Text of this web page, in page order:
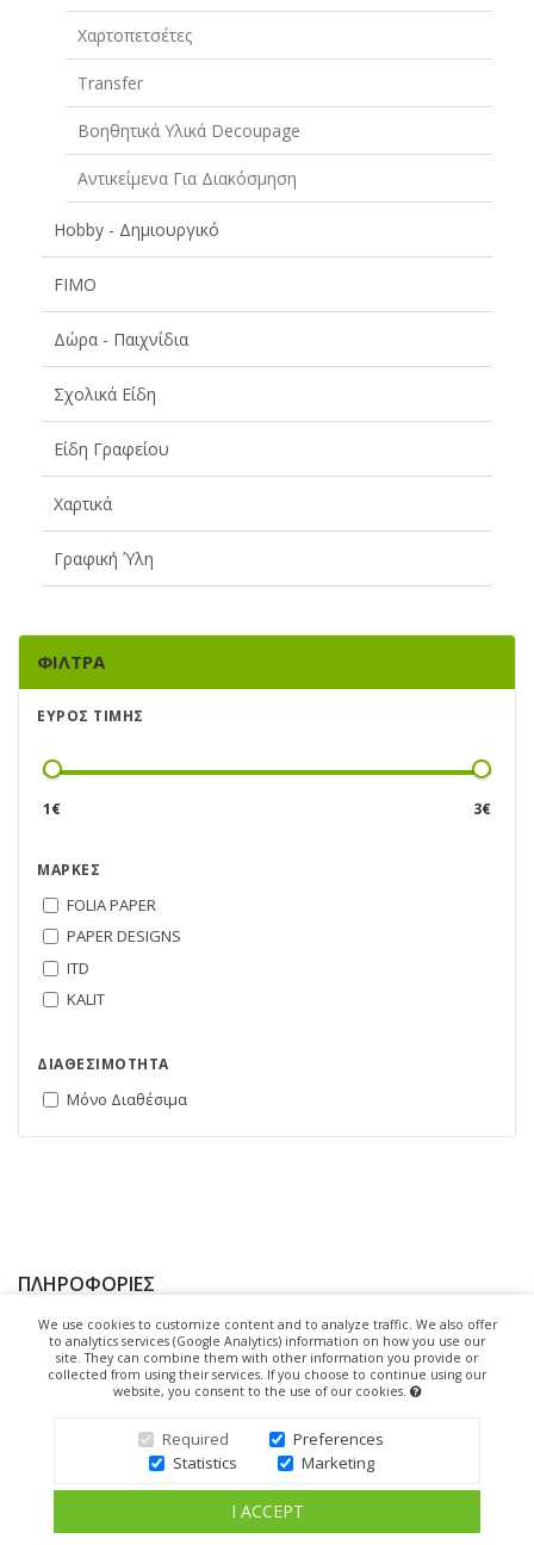
We use cookies to customize content and to analyze traffic. We also offer
to analytics services (Google Analytics) information on how you use our
site. They can combine them with other information you provide or
collected from using their services. If you choose to continue using our
website, you consent to the use of our cookies.
Required
Preferences
Statistics
Marketing
I ACCEPT
Χαρτοπετσέτες
Transfer
Βοηθητικά Υλικά Decoupage
Αντικείμενα Για Διακόσμηση
Hobby - Δημιουργικό
FIMO
Δώρα - Παιχνίδια
Σχολικά Είδη
Είδη Γραφείου
Χαρτικά
Γραφική Ύλη
ΦΊΛΤΡΑ
ΕΎΡΟΣ ΤΙΜΉΣ
1€ 3€
ΜΆΡΚΕΣ
FOLIA PAPER
PAPER DESIGNS
ITD
KALIT
ΔΙΑΘΕΣΙΜΌΤΗΤΑ
Μόνο Διαθέσιμα
ΠΛΗΡΟΦΟΡΊΕΣ
Ποιοι είμαστε
Τρόποι Αποστολής & Πληρωμής
Προσωπικά δεδομένα
Επικοινωνήστε μαζί μας
Newsletter